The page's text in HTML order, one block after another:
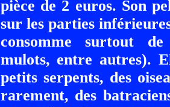
pièce de 2 euros. Son
sur les parties
consomme surtout
mulots, entre autres).
petits serpents, des
rarement, des